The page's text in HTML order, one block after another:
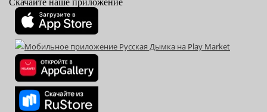
Скачайте наше приложение